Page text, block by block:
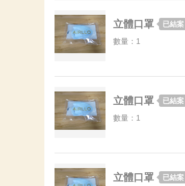
立體口罩 已結案
數量：1
立體口罩 已結案
數量：1
立體口罩 已結案